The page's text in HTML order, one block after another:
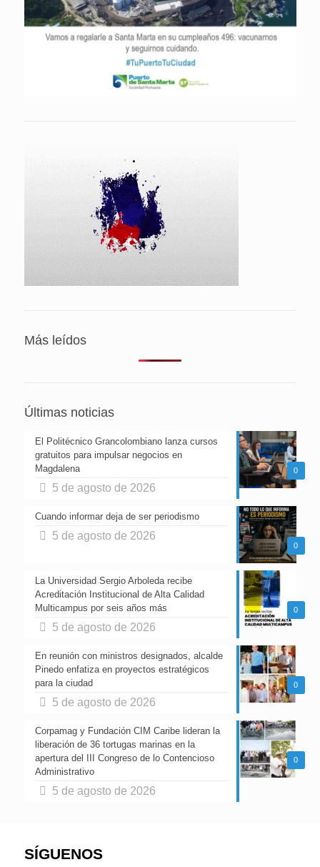
Más leídos
Últimas noticias
0
El Politécnico Grancolombiano lanza cursos
gratuitos para impulsar negocios en
Magdalena
5 de agosto de 2026
0
Cuando informar deja de ser periodismo
5 de agosto de 2026
0
La Universidad Sergio Arboleda recibe
Acreditación Institucional de Alta Calidad
Multicampus por seis años más
5 de agosto de 2026
0
En reunión con ministros designados, alcalde
Pinedo enfatiza en proyectos estratégicos
para la ciudad
5 de agosto de 2026
0
Corpamag y Fundación CIM Caribe lideran la
liberación de 36 tortugas marinas en la
apertura del III Congreso de lo Contencioso
Administrativo
5 de agosto de 2026
SÍGUENOS